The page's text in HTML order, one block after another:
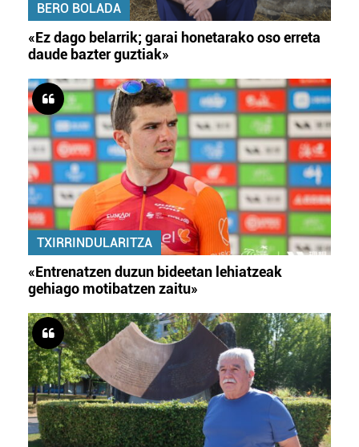
BERO BOLADA
«Ez dago belarrik; garai honetarako oso erreta
daude bazter guztiak»
TXIRRINDULARITZA
«Entrenatzen duzun bideetan lehiatzeak
gehiago motibatzen zaitu»